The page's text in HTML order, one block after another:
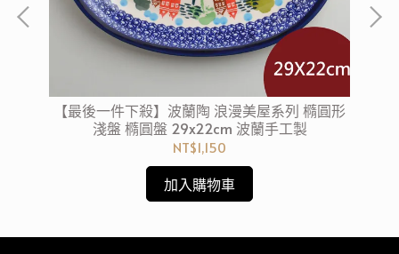
【最後一件下殺】波蘭陶 浪漫美屋系列 橢圓形
淺盤 橢圓盤 29x22cm 波蘭手工製
NT$1,150
加入購物車